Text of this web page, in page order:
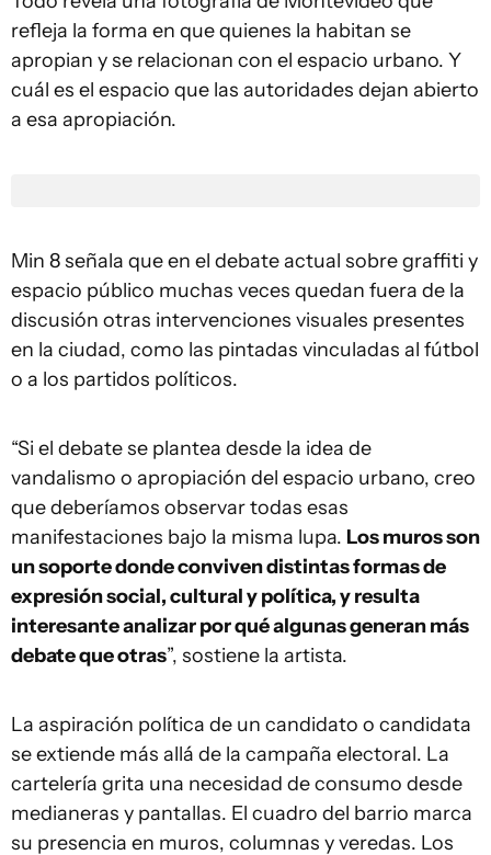
refleja la forma en que quienes la habitan se
apropian y se relacionan con el espacio urbano. Y
cuál es el espacio que las autoridades dejan abierto
a esa apropiación.
Min 8 señala que en el debate actual sobre graffiti y
espacio público muchas veces quedan fuera de la
discusión otras intervenciones visuales presentes
en la ciudad, como las pintadas vinculadas al fútbol
o a los partidos políticos.
“Si el debate se plantea desde la idea de
vandalismo o apropiación del espacio urbano, creo
que deberíamos observar todas esas
manifestaciones bajo la misma lupa. Los muros son
un soporte donde conviven distintas formas de
expresión social, cultural y política, y resulta
interesante analizar por qué algunas generan más
debate que otras”, sostiene la artista.
La aspiración política de un candidato o candidata
se extiende más allá de la campaña electoral. La
cartelería grita una necesidad de consumo desde
medianeras y pantallas. El cuadro del barrio marca
su presencia en muros, columnas y veredas. Los